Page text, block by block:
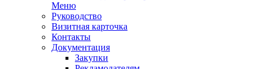
Меню
Руководство
Визитная карточка
Контакты
Документация
Закупки